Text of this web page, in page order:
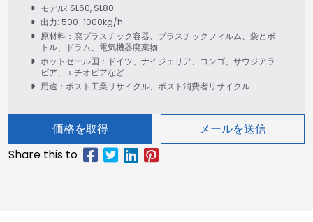
モデル: SL60, SL80
出力: 500-1000kg/h
原材料：廃プラスチック容器、プラスチックフィルム、袋とボ
トル、ドラム、電気機器廃棄物
ホットセール国：ドイツ、ナイジェリア、コンゴ、サウジアラ
ビア、エチオピアなど
用途：ポスト工業リサイクル、ポスト消費者リサイクル
価格を取得 メールを送信